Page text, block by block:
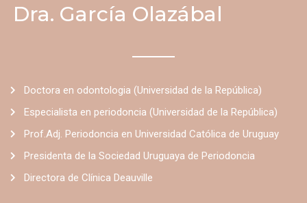
Dra. García Olazábal
Doctora en odontologia (Universidad de la República)
Especialista en periodoncia (Universidad de la República)
Prof.Adj. Periodoncia en Universidad Católica de Uruguay
Presidenta de la Sociedad Uruguaya de Periodoncia
Directora de Clínica Deauville